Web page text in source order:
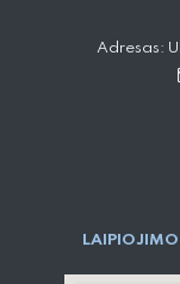
Adresas: